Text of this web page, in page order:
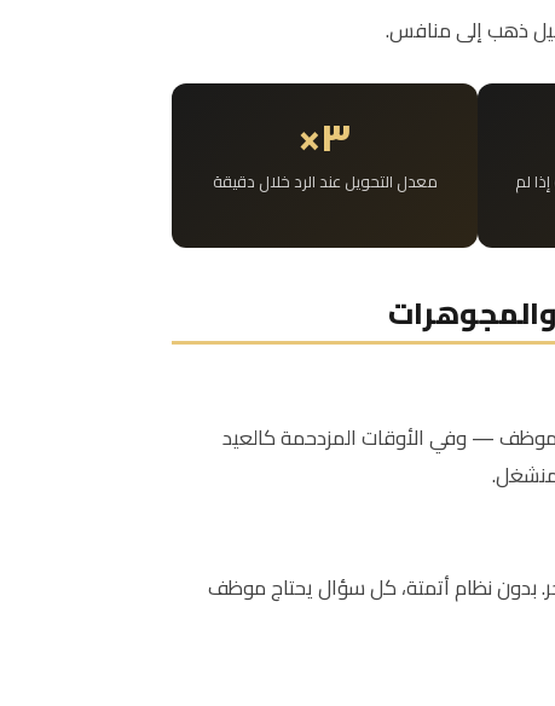
ذهب إلى منافس.
لم
٣×
معدل التحويل عند الرد خلال دقيقة
— وفي الأوقات المزدحمة كالعيد
منشغل.
بدون نظام أتمتة، كل سؤال يحتاج موظف